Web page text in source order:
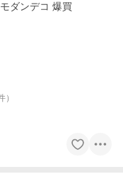
ダンデコ 爆買
）